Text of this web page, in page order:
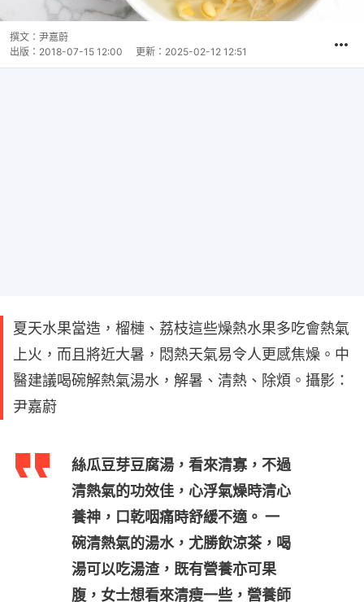
撰文： 尹嘉蔚
出版： 2018-07-15 12:00 更新： 2025-02-12 12:51
夏天水果當造，榴槤、荔枝這些燥熱水果多吃會熱氣
上火，而且將近大暑，悶熱天氣易令人更感焦燥。中
醫建議喝碗解熱氣湯水，解暑、清熱、除煩。攝影：
尹嘉蔚
絲瓜豆芽豆腐湯，看來清寡，不過
清熱氣的功效佳，心浮氣燥時清心
養神，口乾咽痛時舒緩不適。 一
碗清熱氣的湯水，尤勝飲涼茶，喝
湯可以吃湯渣，既有營養亦可果
腹，女士想看來清瘦一些，營養師